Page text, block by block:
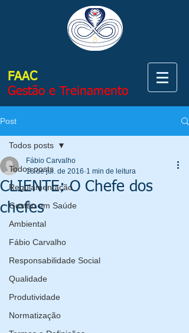
FAAC
Gestão e Treinamento
Post
Todos posts
Regulamentação
Gestão em Saúde
Ambiental
Fábio Carvalho
Responsabilidade Social
Qualidade
Produtividade
Normatização
Todos posts
CLIENTE: O Chefe dos
chefes
Fábio Carvalho
18 de jul. de 2016 1 min de leitura